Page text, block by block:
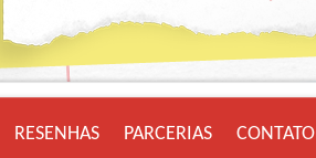
RESENHAS PARCERIAS CONTATO